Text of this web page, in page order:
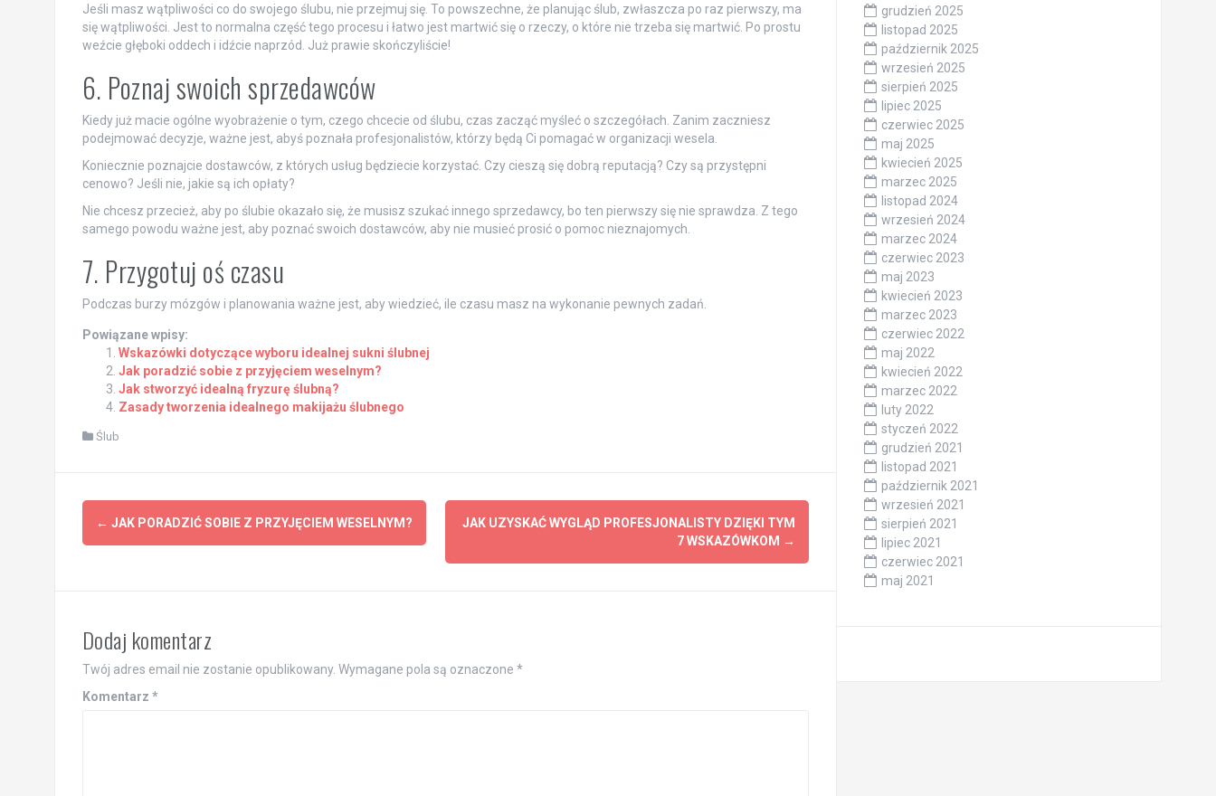
Jeśli masz wątpliwości co do swojego ślubu, nie przejmuj się. To powszechne, że planując ślub, zwłaszcza po raz pierwszy, ma
się wątpliwości. Jest to normalna część tego procesu i łatwo jest martwić się o rzeczy, o które nie trzeba się martwić. Po prostu
weźcie głęboki oddech i idźcie naprzód. Już prawie skończyliście!
6. Poznaj swoich sprzedawców
Kiedy już macie ogólne wyobrażenie o tym, czego chcecie od ślubu, czas zacząć myśleć o szczegółach. Zanim zaczniesz
podejmować decyzje, ważne jest, abyś poznała profesjonalistów, którzy będą Ci pomagać w organizacji wesela.
Koniecznie poznajcie dostawców, z których usług będziecie korzystać. Czy cieszą się dobrą reputacją? Czy są przystępni
cenowo? Jeśli nie, jakie są ich opłaty?
Nie chcesz przecież, aby po ślubie okazało się, że musisz szukać innego sprzedawcy, bo ten pierwszy się nie sprawdza. Z tego
samego powodu ważne jest, aby poznać swoich dostawców, aby nie musieć prosić o pomoc nieznajomych.
7. Przygotuj oś czasu
Podczas burzy mózgów i planowania ważne jest, aby wiedzieć, ile czasu masz na wykonanie pewnych zadań.
Powiązane wpisy:
Wskazówki dotyczące wyboru idealnej sukni ślubnej
Jak poradzić sobie z przyjęciem weselnym?
Jak stworzyć idealną fryzurę ślubną?
Zasady tworzenia idealnego makijażu ślubnego
Ślub
Post
navigation
← JAK PORADZIĆ SOBIE Z PRZYJĘCIEM WESELNYM?
JAK UZYSKAĆ WYGLĄD PROFESJONALISTY DZIĘKI TYM
7 WSKAZÓWKOM →
Dodaj komentarz
Twój adres email nie zostanie opublikowany. Wymagane pola są oznaczone *
Komentarz *
grudzień 2025
listopad 2025
październik 2025
wrzesień 2025
sierpień 2025
lipiec 2025
czerwiec 2025
maj 2025
kwiecień 2025
marzec 2025
listopad 2024
wrzesień 2024
marzec 2024
czerwiec 2023
maj 2023
kwiecień 2023
marzec 2023
czerwiec 2022
maj 2022
kwiecień 2022
marzec 2022
luty 2022
styczeń 2022
grudzień 2021
listopad 2021
październik 2021
wrzesień 2021
sierpień 2021
lipiec 2021
czerwiec 2021
maj 2021